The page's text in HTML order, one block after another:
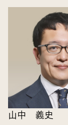
山中 義史